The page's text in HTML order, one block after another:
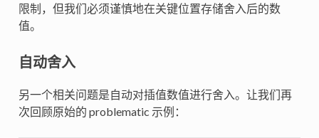
限制，但我们必须谨慎地在关键位置存储舍入后的数
值。
自动舍入
另一个相关问题是自动对插值数值进行舍入。让我们再
次回顾原始的 problematic 示例：